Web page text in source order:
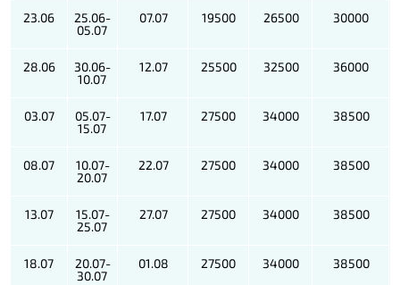
23.06
25.06-
05.07
07.07 19500 26500 30000
28.06
30.06-
10.07
12.07 25500 32500 36000
03.07
05.07-
15.07
17.07 27500 34000 38500
08.07
10.07-
20.07
22.07 27500 34000 38500
13.07
15.07-
25.07
27.07 27500 34000 38500
18.07
20.07-
30.07
01.08 27500 34000 38500